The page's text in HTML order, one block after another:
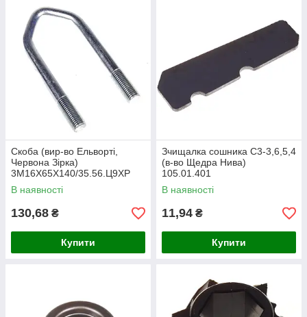
Скоба (вир-во Ельворті,
Червона Зірка)
3М16Х65Х140/35.56.Ц9ХР
В наявності
130,68 ₴
Купити
Зчищалка сошника С3-3,6,5,4
(в-во Щедра Нива)
105.01.401
В наявності
11,94 ₴
Купити